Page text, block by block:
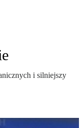
i silniejszy